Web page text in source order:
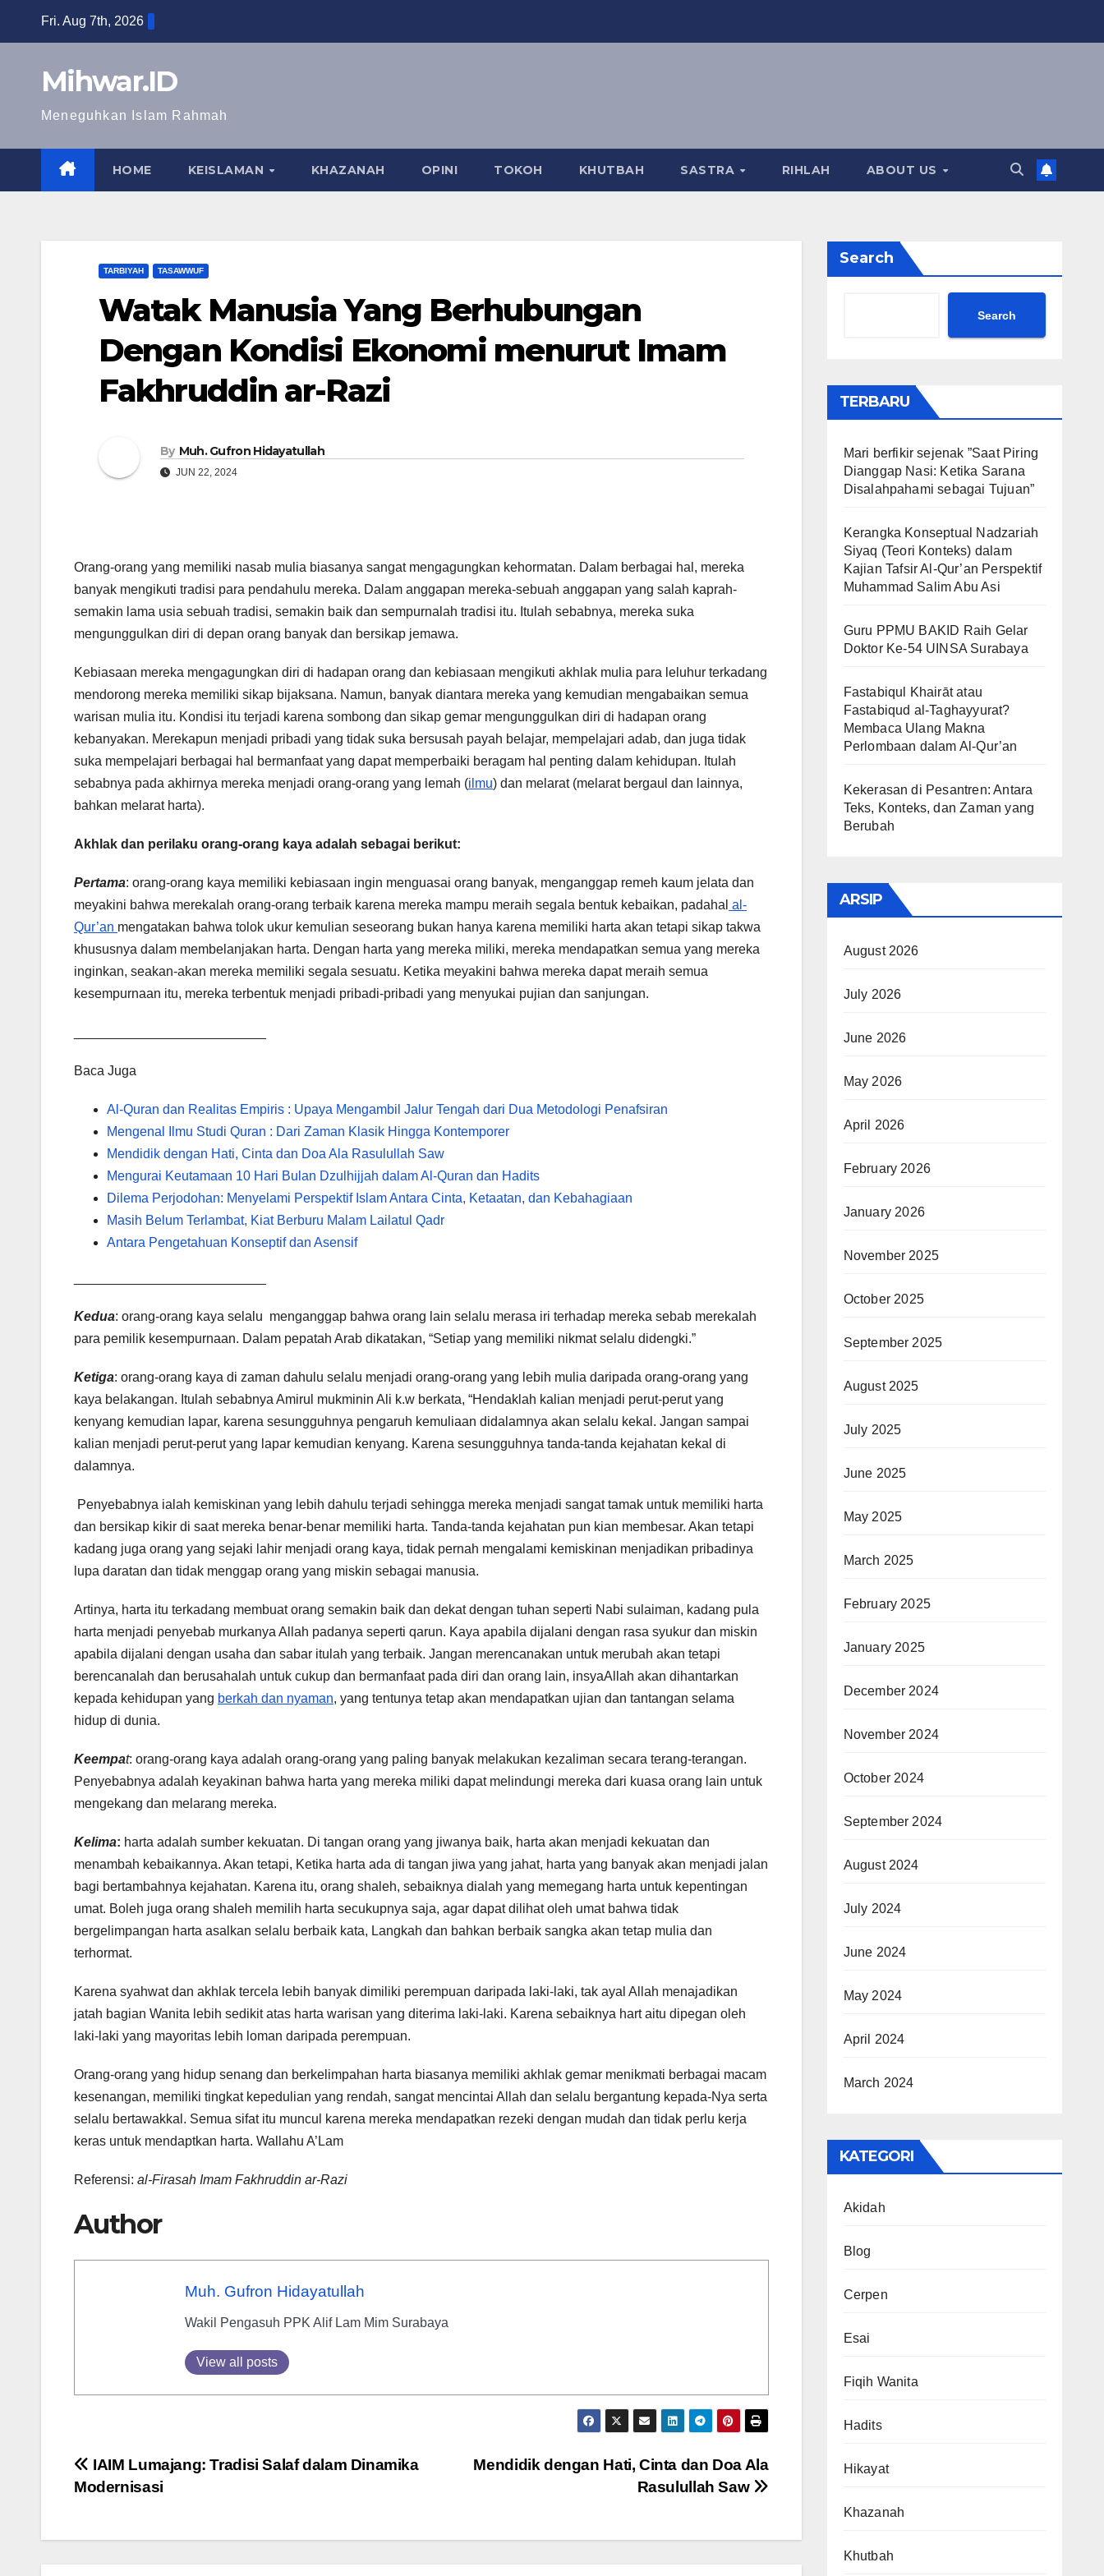
Fri. Aug 7th, 2026
Mihwar.ID
Meneguhkan Islam Rahmah
HOME KEISLAMAN KHAZANAH OPINI TOKOH KHUTBAH SASTRA RIHLAH ABOUT US
TARBIYAH TASAWWUF
Watak Manusia Yang Berhubungan
Dengan Kondisi Ekonomi menurut Imam
Fakhruddin ar-Razi
By Muh. Gufron Hidayatullah
JUN 22, 2024
Orang-orang yang memiliki nasab mulia biasanya sangat mengagungkan kehormatan. Dalam berbagai hal, mereka
banyak mengikuti tradisi para pendahulu mereka. Dalam anggapan mereka-sebuah anggapan yang salah kaprah-
semakin lama usia sebuah tradisi, semakin baik dan sempurnalah tradisi itu. Itulah sebabnya, mereka suka
mengunggulkan diri di depan orang banyak dan bersikap jemawa.
Kebiasaan mereka mengagungkan diri di hadapan orang dan kebiasaan mengikuti akhlak mulia para leluhur terkadang
mendorong mereka memiliki sikap bijaksana. Namun, banyak diantara mereka yang kemudian mengabaikan semua
warisan mulia itu. Kondisi itu terjadi karena sombong dan sikap gemar mengunggulkan diri di hadapan orang
kebanyakan. Merekapun menjadi pribadi yang tidak suka bersusah payah belajar, mempelajari adab, dan juga tidak
suka mempelajari berbagai hal bermanfaat yang dapat memperbaiki beragam hal penting dalam kehidupan. Itulah
sebabnya pada akhirnya mereka menjadi orang-orang yang lemah (ilmu) dan melarat (melarat bergaul dan lainnya,
bahkan melarat harta).
Akhlak dan perilaku orang-orang kaya adalah sebagai berikut:
Pertama: orang-orang kaya memiliki kebiasaan ingin menguasai orang banyak, menganggap remeh kaum jelata dan
meyakini bahwa merekalah orang-orang terbaik karena mereka mampu meraih segala bentuk kebaikan, padahal al-
Qur’an mengatakan bahwa tolok ukur kemulian seseorang bukan hanya karena memiliki harta akan tetapi sikap takwa
khususnya dalam membelanjakan harta. Dengan harta yang mereka miliki, mereka mendapatkan semua yang mereka
inginkan, seakan-akan mereka memiliki segala sesuatu. Ketika meyakini bahwa mereka dapat meraih semua
kesempurnaan itu, mereka terbentuk menjadi pribadi-pribadi yang menyukai pujian dan sanjungan.
Baca Juga
Al-Quran dan Realitas Empiris : Upaya Mengambil Jalur Tengah dari Dua Metodologi Penafsiran
Mengenal Ilmu Studi Quran : Dari Zaman Klasik Hingga Kontemporer
Mendidik dengan Hati, Cinta dan Doa Ala Rasulullah Saw
Mengurai Keutamaan 10 Hari Bulan Dzulhijjah dalam Al-Quran dan Hadits
Dilema Perjodohan: Menyelami Perspektif Islam Antara Cinta, Ketaatan, dan Kebahagiaan
Masih Belum Terlambat, Kiat Berburu Malam Lailatul Qadr
Antara Pengetahuan Konseptif dan Asensif
Kedua: orang-orang kaya selalu menganggap bahwa orang lain selalu merasa iri terhadap mereka sebab merekalah
para pemilik kesempurnaan. Dalam pepatah Arab dikatakan, “Setiap yang memiliki nikmat selalu didengki.”
Ketiga: orang-orang kaya di zaman dahulu selalu menjadi orang-orang yang lebih mulia daripada orang-orang yang
kaya belakangan. Itulah sebabnya Amirul mukminin Ali k.w berkata, “Hendaklah kalian menjadi perut-perut yang
kenyang kemudian lapar, karena sesungguhnya pengaruh kemuliaan didalamnya akan selalu kekal. Jangan sampai
kalian menjadi perut-perut yang lapar kemudian kenyang. Karena sesungguhnya tanda-tanda kejahatan kekal di
dalamnya.
Penyebabnya ialah kemiskinan yang lebih dahulu terjadi sehingga mereka menjadi sangat tamak untuk memiliki harta
dan bersikap kikir di saat mereka benar-benar memiliki harta. Tanda-tanda kejahatan pun kian membesar. Akan tetapi
kadang juga orang yang sejaki lahir menjadi orang kaya, tidak pernah mengalami kemiskinan menjadikan pribadinya
lupa daratan dan tidak menggap orang yang miskin sebagai manusia.
Artinya, harta itu terkadang membuat orang semakin baik dan dekat dengan tuhan seperti Nabi sulaiman, kadang pula
harta menjadi penyebab murkanya Allah padanya seperti qarun. Kaya apabila dijalani dengan rasa syukur dan miskin
apabila dijalani dengan usaha dan sabar itulah yang terbaik. Jangan merencanakan untuk merubah akan tetapi
berencanalah dan berusahalah untuk cukup dan bermanfaat pada diri dan orang lain, insyaAllah akan dihantarkan
kepada kehidupan yang berkah dan nyaman, yang tentunya tetap akan mendapatkan ujian dan tantangan selama
hidup di dunia.
Keempat: orang-orang kaya adalah orang-orang yang paling banyak melakukan kezaliman secara terang-terangan.
Penyebabnya adalah keyakinan bahwa harta yang mereka miliki dapat melindungi mereka dari kuasa orang lain untuk
mengekang dan melarang mereka.
Kelima: harta adalah sumber kekuatan. Di tangan orang yang jiwanya baik, harta akan menjadi kekuatan dan
menambah kebaikannya. Akan tetapi, Ketika harta ada di tangan jiwa yang jahat, harta yang banyak akan menjadi jalan
bagi bertambahnya kejahatan. Karena itu, orang shaleh, sebaiknya dialah yang memegang harta untuk kepentingan
umat. Boleh juga orang shaleh memilih harta secukupnya saja, agar dapat dilihat oleh umat bahwa tidak
bergelimpangan harta asalkan selalu berbaik kata, Langkah dan bahkan berbaik sangka akan tetap mulia dan
terhormat.
Karena syahwat dan akhlak tercela lebih banyak dimiliki perempuan daripada laki-laki, tak ayal Allah menajadikan
jatah bagian Wanita lebih sedikit atas harta warisan yang diterima laki-laki. Karena sebaiknya hart aitu dipegan oleh
laki-laki yang mayoritas lebih loman daripada perempuan.
Orang-orang yang hidup senang dan berkelimpahan harta biasanya memiliki akhlak gemar menikmati berbagai macam
kesenangan, memiliki tingkat kepedulian yang rendah, sangat mencintai Allah dan selalu bergantung kepada-Nya serta
selalu bertawakkal. Semua sifat itu muncul karena mereka mendapatkan rezeki dengan mudah dan tidak perlu kerja
keras untuk mendaptkan harta. Wallahu A’Lam
Referensi: al-Firasah Imam Fakhruddin ar-Razi
Author
Muh. Gufron Hidayatullah
Wakil Pengasuh PPK Alif Lam Mim Surabaya
View all posts
Post
Mendidik dengan Hati, Cinta dan Doa Ala
Rasulullah Saw
IAIM Lumajang: Tradisi Salaf dalam Dinamika
Modernisasi
Search
Search
TERBARU
Mari berfikir sejenak ”Saat Piring
Dianggap Nasi: Ketika Sarana
Disalahpahami sebagai Tujuan”
Kerangka Konseptual Nadzariah
Siyaq (Teori Konteks) dalam
Kajian Tafsir Al-Qur’an Perspektif
Muhammad Salim Abu Asi
Guru PPMU BAKID Raih Gelar
Doktor Ke-54 UINSA Surabaya
Fastabiqul Khairāt atau
Fastabiqud al-Taghayyurat?
Membaca Ulang Makna
Perlombaan dalam Al-Qur’an
Kekerasan di Pesantren: Antara
Teks, Konteks, dan Zaman yang
Berubah
ARSIP
August 2026
July 2026
June 2026
May 2026
April 2026
February 2026
January 2026
November 2025
October 2025
September 2025
August 2025
July 2025
June 2025
May 2025
March 2025
February 2025
January 2025
December 2024
November 2024
October 2024
September 2024
August 2024
July 2024
June 2024
May 2024
April 2024
March 2024
KATEGORI
Akidah
Blog
Cerpen
Esai
Fiqih Wanita
Hadits
Hikayat
Khazanah
Khutbah